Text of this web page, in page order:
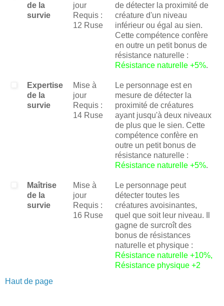
de la
survie
jour
Requis :
12 Ruse
de détecter la proximité de
créature d'un niveau
inférieur ou égal au sien.
Cette compétence confère
en outre un petit bonus de
résistance naturelle :
Résistance naturelle +5%.
Expertise
de la
survie
Mise à
jour
Requis :
14 Ruse
Le personnage est en
mesure de détecter la
proximité de créatures
ayant jusqu'à deux niveaux
de plus que le sien. Cette
compétence confère en
outre un petit bonus de
résistance naturelle :
Résistance naturelle +5%.
Maîtrise
de la
survie
Mise à
jour
Requis :
16 Ruse
Le personnage peut
détecter toutes les
créatures avoisinantes,
quel que soit leur niveau. Il
gagne de surcroît des
bonus de résistances
naturelle et physique :
Résistance naturelle +10%,
Résistance physique +2
Haut de page